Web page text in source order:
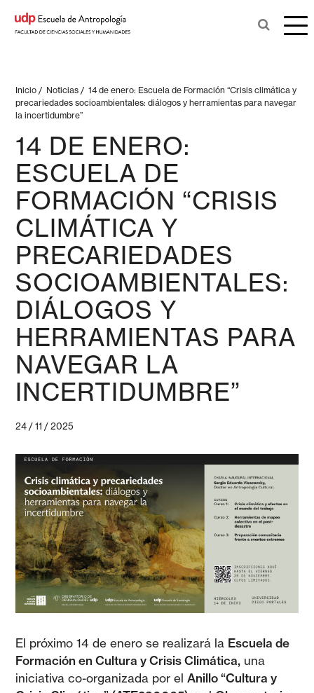
Inicio / Noticias / 14 de enero: Escuela de Formación “Crisis climática y
precariedades socioambientales: diálogos y herramientas para navegar
la incertidumbre”
14 DE ENERO:
ESCUELA DE
FORMACIÓN “CRISIS
CLIMÁTICA Y
PRECARIEDADES
SOCIOAMBIENTALES:
DIÁLOGOS Y
HERRAMIENTAS PARA
NAVEGAR LA
INCERTIDUMBRE”
24 / 11 / 2025
El próximo 14 de enero se realizará la Escuela de
Formación en Cultura y Crisis Climática, una
iniciativa co-organizada por elAnillo “Cultura y